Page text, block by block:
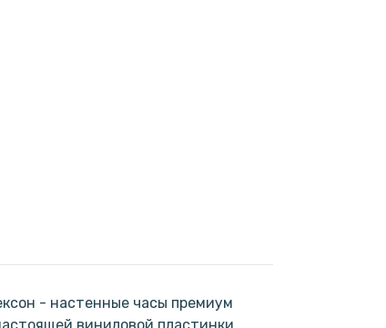
- настенные часы премиум
виниловой пластинки